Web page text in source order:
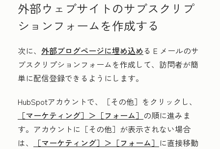
外部ウェブサイトのサブスクリプ
ションフォームを作成する
次に、 外部ブログページに埋め込める E メールのサ
ブスクリプションフォームを作成して、訪問者が簡
単に配信登録できるようにします。
HubSpotアカウントで、
［その他］をクリックし、
［マーケティング］＞ ［フォーム］ の順に進みま
す。アカウントに ［その他］が表示されない場合
は、
［マーケティング］＞ ［フォーム］ に直接移動